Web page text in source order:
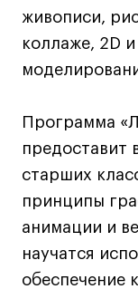
Все программы
Специалист
Графический
Цифровой
Технолог-
Коммерческий
Все программы
живописи,
коллаже, 2D
Программа
предоставит
старших
принципы
анимации и
научатся
обеспечение